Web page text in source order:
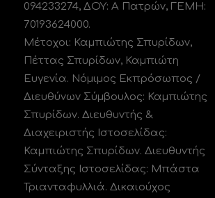
094233274, ΔΟΥ: A Πατρών, ΓΕΜΗ:
70193624000.
Μέτοχοι: Καμπιώτης Σπυρίδων,
Πέττας Σπυρίδων, Καμπιώτη
Ευγενία. Νόμιμος Εκπρόσωπος /
Διευθύνων Σύμβουλος: Καμπιώτης
Σπυρίδων. Διευθυντής &
Διαχειριστής Ιστοσελίδας:
Καμπιώτης Σπυρίδων. Διευθυντής
Σύνταξης Ιστοσελίδας: Μπάστα
Τριανταφυλλιά. Δικαιούχος